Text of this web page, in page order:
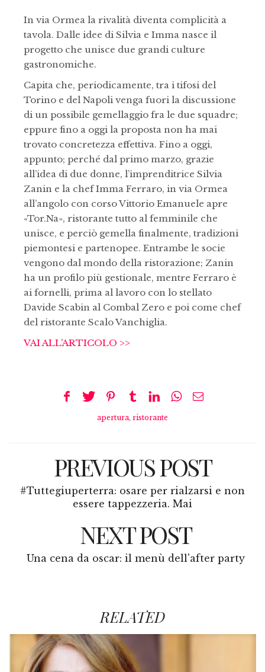
In via Ormea la rivalità diventa complicità a
tavola. Dalle idee di Silvia e Imma nasce il
progetto che unisce due grandi culture
gastronomiche.
Capita che, periodicamente, tra i tifosi del
Torino e del Napoli venga fuori la discussione
di un possibile gemellaggio fra le due squadre;
eppure fino a oggi la proposta non ha mai
trovato concretezza effettiva. Fino a oggi,
appunto; perché dal primo marzo, grazie
all’idea di due donne, l’imprenditrice Silvia
Zanin e la chef Imma Ferraro, in via Ormea
all’angolo con corso Vittorio Emanuele apre
«Tor.Na», ristorante tutto al femminile che
unisce, e perciò gemella finalmente, tradizioni
piemontesi e partenopee. Entrambe le socie
vengono dal mondo della ristorazione; Zanin
ha un profilo più gestionale, mentre Ferraro è
ai fornelli, prima al lavoro con lo stellato
Davide Scabin al Combal Zero e poi come chef
del ristorante Scalo Vanchiglia.
VAI ALL’ARTICOLO >>
apertura, ristorante
PREVIOUS POST
#Tuttegiuperterra: osare per rialzarsi e non
essere tappezzeria. Mai
NEXT POST
Una cena da oscar: il menù dell'after party
RELATED